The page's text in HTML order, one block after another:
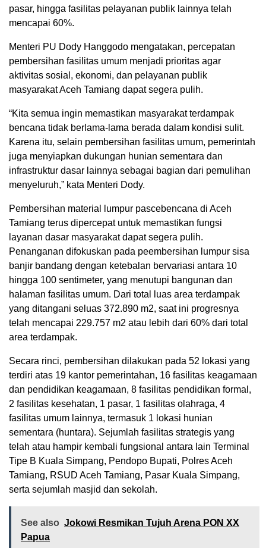
pasar, hingga fasilitas pelayanan publik lainnya telah
mencapai 60%.
Menteri PU Dody Hanggodo mengatakan, percepatan
pembersihan fasilitas umum menjadi prioritas agar
aktivitas sosial, ekonomi, dan pelayanan publik
masyarakat Aceh Tamiang dapat segera pulih.
“Kita semua ingin memastikan masyarakat terdampak
bencana tidak berlama-lama berada dalam kondisi sulit.
Karena itu, selain pembersihan fasilitas umum, pemerintah
juga menyiapkan dukungan hunian sementara dan
infrastruktur dasar lainnya sebagai bagian dari pemulihan
menyeluruh,” kata Menteri Dody.
Pembersihan material lumpur pascebencana di Aceh
Tamiang terus dipercepat untuk memastikan fungsi
layanan dasar masyarakat dapat segera pulih.
Penanganan difokuskan pada peembersihan lumpur sisa
banjir bandang dengan ketebalan bervariasi antara 10
hingga 100 sentimeter, yang menutupi bangunan dan
halaman fasilitas umum. Dari total luas area terdampak
yang ditangani seluas 372.890 m2, saat ini progresnya
telah mencapai 229.757 m2 atau lebih dari 60% dari total
area terdampak.
Secara rinci, pembersihan dilakukan pada 52 lokasi yang
terdiri atas 19 kantor pemerintahan, 16 fasilitas keagamaan
dan pendidikan keagamaan, 8 fasilitas pendidikan formal,
2 fasilitas kesehatan, 1 pasar, 1 fasilitas olahraga, 4
fasilitas umum lainnya, termasuk 1 lokasi hunian
sementara (huntara). Sejumlah fasilitas strategis yang
telah atau hampir kembali fungsional antara lain Terminal
Tipe B Kuala Simpang, Pendopo Bupati, Polres Aceh
Tamiang, RSUD Aceh Tamiang, Pasar Kuala Simpang,
serta sejumlah masjid dan sekolah.
See also Jokowi Resmikan Tujuh Arena PON XX
Papua